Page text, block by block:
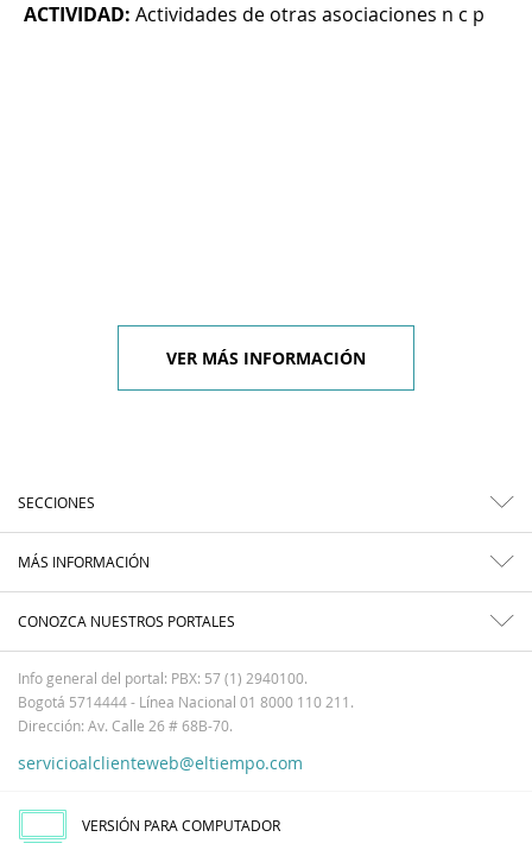
ACTIVIDAD: Actividades de otras asociaciones n c p
VER MÁS INFORMACIÓN
SECCIONES
MÁS INFORMACIÓN
CONOZCA NUESTROS PORTALES
Info general del portal: PBX: 57 (1) 2940100.
Bogotá 5714444 - Línea Nacional 01 8000 110 211.
Dirección: Av. Calle 26 # 68B-70.
servicioalclienteweb@eltiempo.com
VERSIÓN PARA COMPUTADOR